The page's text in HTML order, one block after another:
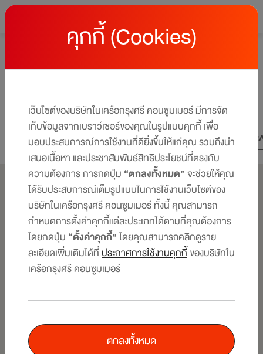
รวม Stories ที่สายช้อป กิน เที่ยว
ALL LIFESTYLE SHOPPING EAT-
คุกกี้ (Cookies)
เว็บไซต์ของบริษัทในเครือกรุงศรี คอนซูมเมอร์ มีการจัด
เก็บข้อมูลจากเบราว์เซอร์ของคุณในรูปแบบคุกกี้ เพื่อ
มอบประสบการณ์การใช้งานที่ดียิ่งขึ้นให้แก่คุณ รวมถึงนำ
เสนอเนื้อหา และประชาสัมพันธ์สิทธิประโยชน์ที่ตรงกับ
ความต้องการ การกดปุ่ม “ตกลงทั้งหมด”จะช่วยให้คุณ
ได้รับประสบการณ์เต็มรูปแบบในการใช้งานเว็บไซต์ของ
บริษัทในเครือกรุงศรี คอนซูมเมอร์ ทั้งนี้ คุณสามารถ
กำหนดการตั้งค่าคุกกี้แต่ละประเภทได้ตามที่คุณต้องการ
โดยกดปุ่ม “ตั้งค่าคุกกี้”โดยคุณสามารถคลิกดูราย
ละเอียดเพิ่มเติมได้ที่ ประกาศการใช้งานคุกกี้ของบริษัทใน
เครือกรุงศรี คอนซูมเมอร์
ตกลงทั้งหมด